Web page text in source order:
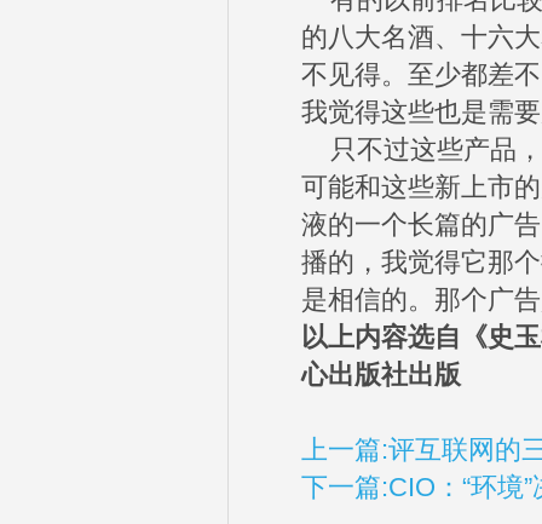
的八大名酒、十六
不见得。至少都差
我觉得这些也是需
只不过这些产品
可能和这些新上市
液的一个长篇的广
播的，我觉得它那
是相信的。那个广
以上内容选自《史
心出版社出版
上一篇:评互联网的
下一篇:CIO：“环境